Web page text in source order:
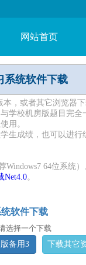
网站首页
系统软件下载
，或者其它浏览器
学校机房版题目完
用。
生成绩，也可以进
Windows7 64位系统
Net4.0。
软件下载
选择一个下载
备用3 下载其它